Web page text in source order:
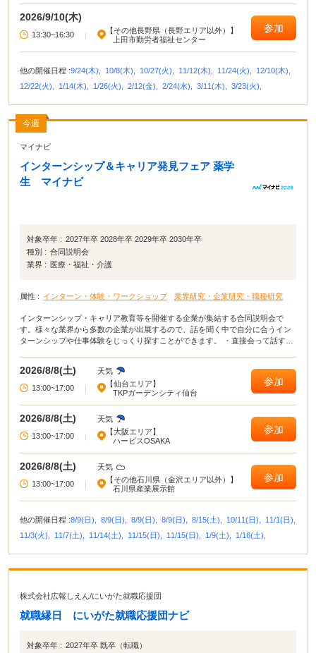
2026/9/10(木)
13:30~16:30 |
【その他長野県（長野エリア以外）】
上田市勤労者福祉センター
参加
他の開催日程 :9/24(木), 10/8(木), 10/27(火), 11/12(木), 11/24(火),
12/10(木),
12/22(火),
1/14(木), 1/26(火), 2/12(金), 2/24(水), 3/11(木), 3/23(火),
今週
マイナビ
インターンシップ＆キャリア発見フェア 薬学
生 マイナビ
対象卒年 : 2027年卒 2028年卒 2029年卒 2030年卒
種別 : 合同説明会
業界 :
医療・福祉・介護
属性 : インターン・体験・ワークショップ 業界研究・企業研究・職種研究
インターンシップ・キャリア教育等を開催する企業が集結する合同説明会で
す。様々な業界から多数の企業が出展するので、話を聞く中で自分に合うイン
ターンシップや仕事体験をじっくり探すことができます。 ・直接会って話すこ
る！ ・周囲の学生の雰囲気が分かり意識が高まる！
2026/8/8(土)
天気
13:00~17:00
|
【仙台エリア】
TKPガーデンシティ仙台
参加
2026/8/8(土)
天気
13:00~17:00
|
【大阪エリア】
ハービスOSAKA
参加
2026/8/8(土)
天気
13:00~17:00
|
【その他石川県（金沢エリア以外）】
石川県産業展示館
参加
他の開催日程 :8/9(日), 8/9(日), 8/9(日), 8/9(日), 8/15(土), 10/11(日),
11/1(日),
11/3(火),
11/7(土), 11/14(土), 11/15(日), 11/15(日), 1/9(土), 1/16(土),
株式会社広報しえん/にいがた就職応援団
就職縁日 にいがた就職応援団ナビ
対象卒年 : 2027年卒 既卒（転職）